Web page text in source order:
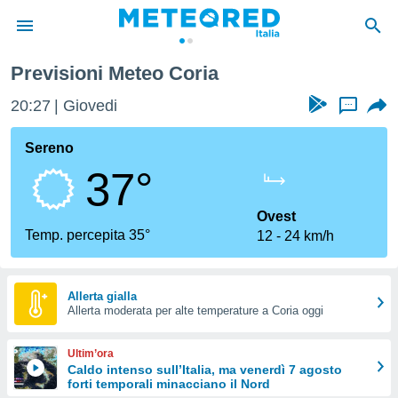
di
per
le
di
Web
le
Previsioni Meteo Coria
20:27 Giovedi ...
Sereno
37°
Temp. percepita 35°
Ovest
12
24 km/h
Allerta gialla
Allerta moderata per alte temperature a Coria oggi
Ultim’ora
Caldo intenso sull’Italia, ma venerdì 7 agosto
forti temporali minacciano il Nord